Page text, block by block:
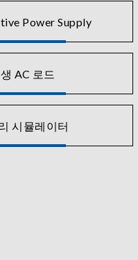
Power Supply
AC 로드
시뮬레이터